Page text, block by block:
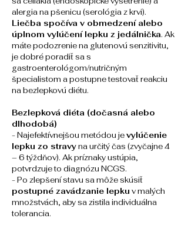
alergia na pšenicu (serológia z krvi).
Liečba spočíva v obmedzení alebo
úplnom vylúčení lepku z jedálnička. Ak
máte podozrenie na glutenovú senzitivitu,
je dobré poradiť sa s
gastroenterológom/nutričným
špecialistom a postupne testovať reakciu
na bezlepkovú diétu.
Bezlepková diéta (dočasná alebo
dlhodobá)
- Najefektívnejšou metódou je vylúčenie
lepku zo stravy na určitý čas (zvyčajne 4
– 6 týždňov). Ak príznaky ustúpia,
potvrdzuje to diagnózu NCGS.
- Po zlepšení stavu sa môže skúsiť
postupné zavádzanie lepku v malých
množstvách, aby sa zistila individuálna
tolerancia.